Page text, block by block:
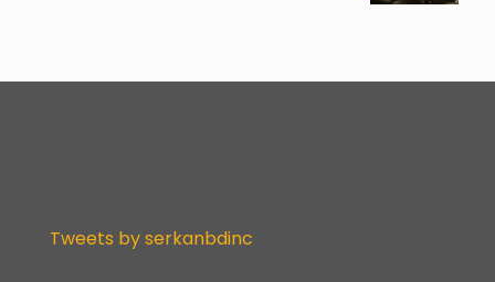
Tweets by serkanbdinc